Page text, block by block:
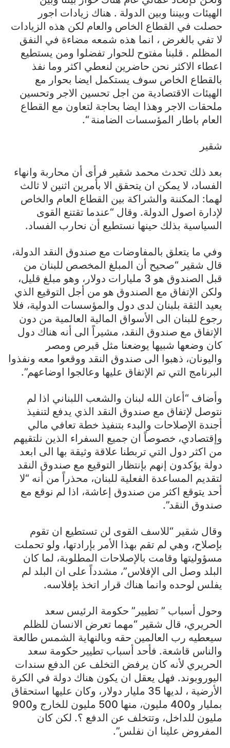
الهيئات وبيننا وبين الدولة . هناك زيادات اجور
حصلت في القطاع الخاص والعام لكن هذه الزيادات
لا تفي بالغرض ، انما هذه شمعه مضاءة في النفق
المظلم . قلبنا مفتوح للحوار تفضلوا ومن يستطيع
اعطاء الاكثر نحن حاضرين لنعطي اكثر وما نفذ
بالقطاع الخاص سوف يستكمل ايضا بحوار مع
الهيئات الاقتصادية من اجل تحسين الاجر وتحسين
ملحقات الاجر وهذا ايضا بحاجة لتعاون مع القطاع
العام باطار المؤسسات الضامنة “.
شقير
بعد ذلك تحدث محمد شقير فرأى أن محاربة وانهاء
الفساد، لا يمكن ان يتحقق الا بأمرين اثنين لا ثالث
لهما: المكننة والشراكة بين القطاع العام والخاص
لإدارة اصول الدولة. وقال “عندما تقتنع القوى
السياسية بذلك حينها نستطيع أن نحارب الفساد.
وفي ما يتعلق بالمفاوضات مع صندوق النقد الدولة،
قال شقير “صحيح أن المبلغ المخصص للبنان من
قبل الصندوق هو 3 مليارات دولار، وهو مبلغ قليل،
ولكن الإتفاق مع الصندوق هو من أجل التوقيع الذي
يعيد الثقة بلبنان لدى دول والمؤسسات الدولية، فلا
رجوع للبنان الى الأسواق المالية العالمية من دون
الإتفاق مع صندوق النقد، مشيراً الى أنه هناك دول
كان وضعها شبيها يوضعنا مثل قبرص ومصر
واليونان، ذهبوا الى صندوق النقد ووقعوا معه ونفذوا
البرنامج التي تم الإتفاق عليها وعالجوا اوضاعهم”.
وأضاف “أعان الله لبنان والشعب اللبناني اذا لم
نتوصل لإتفاق مع صندوق النقد الذي يدفع لتنفيذ
أجندة الإصلاحات والبدء بتنفيذ خطة تعافي مالي
وإقتصادي، خصوصاً ان جميع السفراء الذين نلتقيهم
من اكثر دول التي تربطنا علاقة وثيقة بها الى ابعد
دولة يؤكدون إنهم بإنتظار التوقيع مع صندوق النقد
لتقديم المساعدة الفعلية للبنان، محذراً من أنه “لا
أحد يتوقع اكثر من صندوق إعاشة، اذا لم نوقع مع
صندوق النقد”.
وقال شقير “للاسف القوى لن تستطيع ان تقوم
بإصلاح، وهي لم تقم بهذا الأمر بإرادتها، ولو تحملت
مسؤوليتها وقامت بالإصلاحات المطلوبة، لما كان
البلد وصل الى الإفلاس”، مشدداً على ان البلد لم
يفلس لوحده وانما هناك قرار اتخذ بإفلاسه.
وحول أسباب ” تطيير” حكومة الرئيس سعد
الحريري، قال شقير “مهما تعرض الانسان للظلم
سيعطيه رب العالمين حقه وبالنهاية الشمس طالعة
والناس قاشعة. فأحد أسباب تطيير حكومة سعد
الحريري لأنه كان يرفض التخلف عن الدفع سندات
اليوروبوند. فهل يعقل ان يكون هناك دولة في الكرة
الأرضية ، لديها 35 مليار دولار، وكان عليها استحقاق
بمليار و400 مليون، منها 500 مليون للخارج و900
مليون للداخل، وتتخلف عن الدفع ؟. لكن كان
المفروض علينا ان نفلس”.